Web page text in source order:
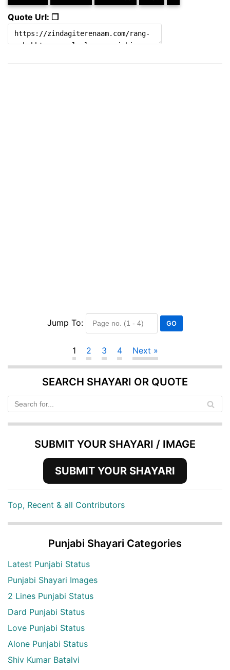
Quote Url: ❐
Jump To:
1 2 3 4 Next »
SEARCH SHAYARI OR QUOTE
SUBMIT YOUR SHAYARI / IMAGE
SUBMIT YOUR SHAYARI
Top, Recent & all Contributors
Punjabi Shayari Categories
Latest Punjabi Status
Punjabi Shayari Images
2 Lines Punjabi Status
Dard Punjabi Status
Love Punjabi Status
Alone Punjabi Status
Shiv Kumar Batalvi